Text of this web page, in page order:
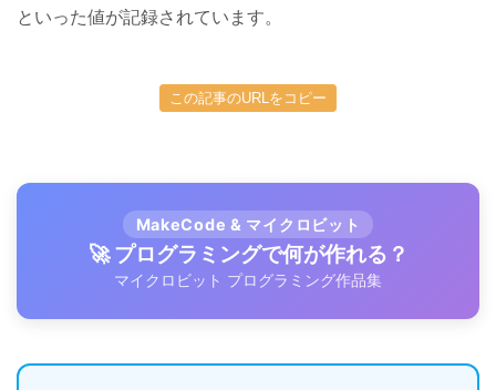
といった値が記録されています。
この記事のURLをコピー
MakeCode & マイクロビット
🚀 プログラミングで何が作れる？
マイクロビット プログラミング作品集